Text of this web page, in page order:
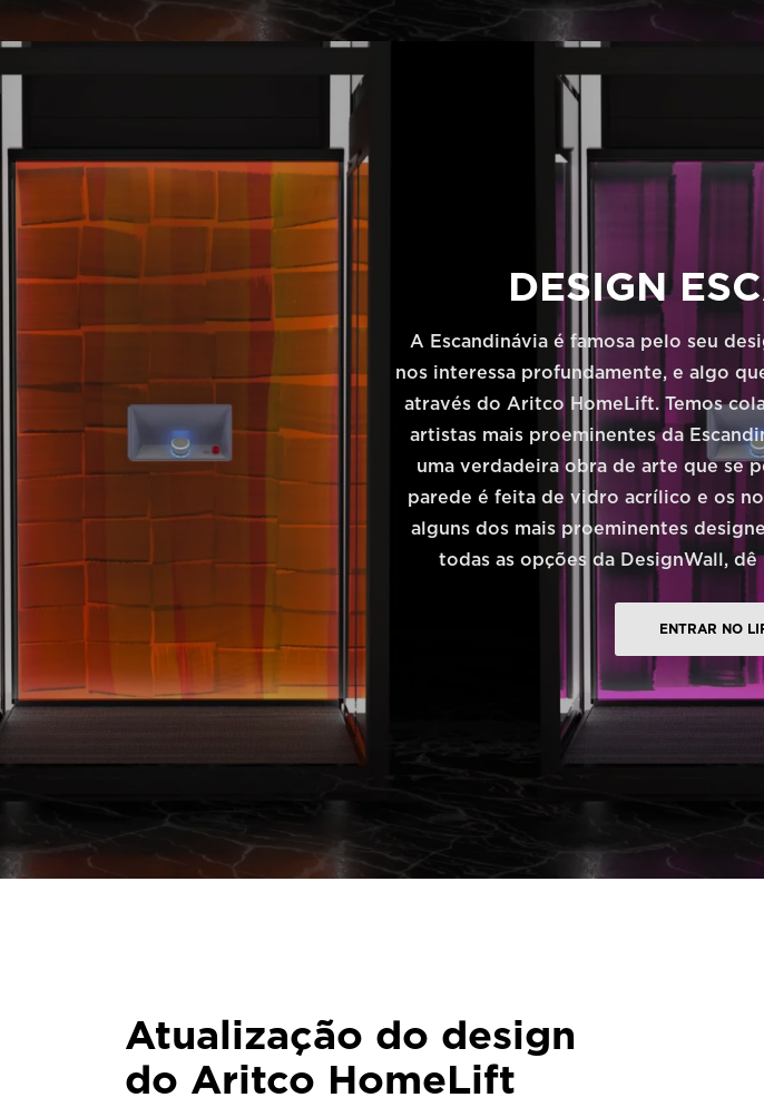
DESIGN
A Escandinávia é famosa pelo seu
nos interessa profundamente, e algo
através do Aritco HomeLift. Temos
artistas mais proeminentes da
uma verdadeira obra de arte que se
parede é feita de vidro acrílico e os
alguns dos mais proeminentes
todas as opções da DesignWall,
ENTRAR NO
Atualização do design
do Aritco HomeLift